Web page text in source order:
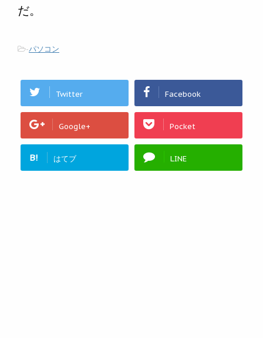
だ。
-パソコン
Twitter Facebook
Google+ Pocket
B! はてブ LINE